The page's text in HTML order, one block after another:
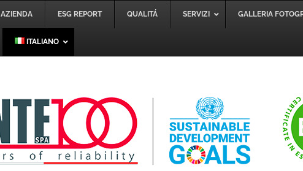
AZIENDA ESG REPORT QUALITÁ SERVIZI GALLERIA
ITALIANO